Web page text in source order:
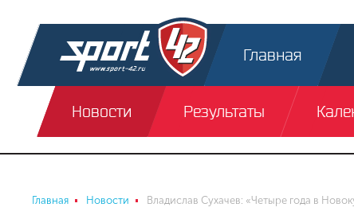
Главная
Новости Результаты
Главная Новости Владислав Сухачев: «Четыре года в